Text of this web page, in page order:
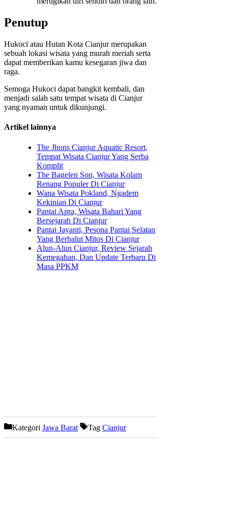
Penutup
Hukoci atau Hutan Kota Cianjur merupakan
sebuah lokasi wisata yang murah meriah serta
dapat memberikan kamu kesegaran jiwa dan
raga.
Semoga Hukoci dapat bangkit kembali, dan
menjadi salah satu tempat wisata di Cianjur
yang nyaman untuk dikunjungi.
Artikel lainnya
The Jhons Cianjur Aquatic Resort,
Tempat Wisata Cianjur Yang Serba
Komplit
The Bagelen Son, Wisata Kolam
Renang Populer Di Cianjur
Wana Wisata Pokland, Ngadem
Kekinian Di Cianjur
Pantai Apra, Wisata Bahari Yang
Bersejarah Di Cianjur
Pantai Jayanti, Pesona Pantai Selatan
Yang Berbalut Mitos Di Cianjur
Alun-Alun Cianjur, Review Sejarah
Kemegahan, Dan Update Terbaru Di
Masa PPKM
Kategori Jawa Barat Tag Cianjur